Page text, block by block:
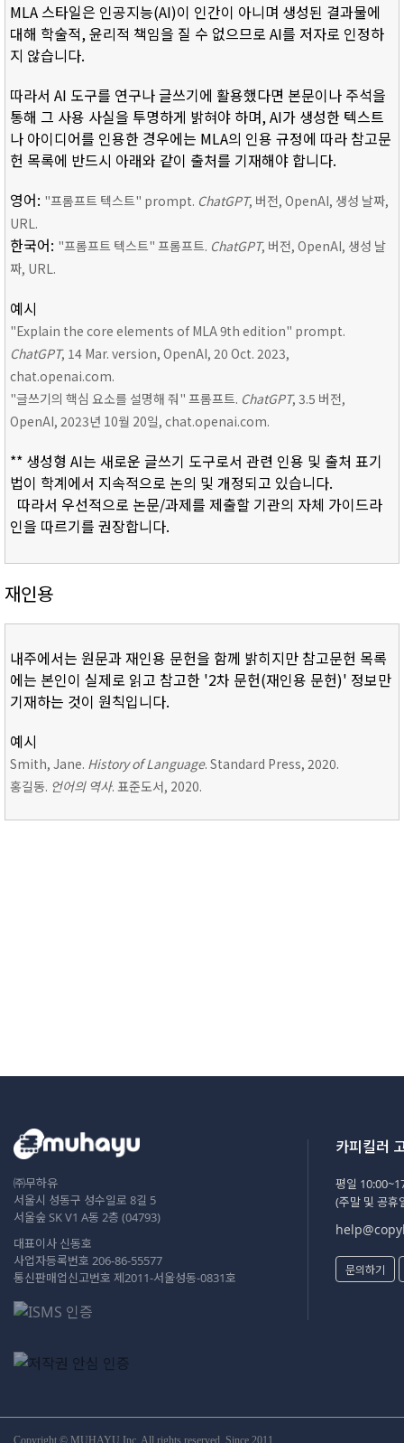
MLA 스타일은 인공지능(AI)이 인간이 아니며 생성된 결과물에
대해 학술적, 윤리적 책임을 질 수 없으므로 AI를 저자로 인정하
지 않습니다.
따라서 AI 도구를 연구나 글쓰기에 활용했다면 본문이나 주석을
통해 그 사용 사실을 투명하게 밝혀야 하며, AI가 생성한 텍스트
나 아이디어를 인용한 경우에는 MLA의 인용 규정에 따라 참고문
헌 목록에 반드시 아래와 같이 출처를 기재해야 합니다.
영어: "프롬프트 텍스트" prompt. ChatGPT, 버전, OpenAI, 생성 날짜,
URL.
한국어: "프롬프트 텍스트" 프롬프트. ChatGPT, 버전, OpenAI, 생성 날
짜, URL.
예시
"Explain the core elements of MLA 9th edition" prompt.
ChatGPT, 14 Mar. version, OpenAI, 20 Oct. 2023,
chat.openai.com.
"글쓰기의 핵심 요소를 설명해 줘" 프롬프트. ChatGPT, 3.5 버전,
OpenAI, 2023년 10월 20일, chat.openai.com.
** 생성형 AI는 새로운 글쓰기 도구로서 관련 인용 및 출처 표기
법이 학계에서 지속적으로 논의 및 개정되고 있습니다.
따라서 우선적으로 논문/과제를 제출할 기관의 자체 가이드라
인을 따르기를 권장합니다.
재인용
내주에서는 원문과 재인용 문헌을 함께 밝히지만 참고문헌 목록
에는 본인이 실제로 읽고 참고한 '2차 문헌(재인용 문헌)' 정보만
기재하는 것이 원칙입니다.
예시
Smith, Jane. History of Language. Standard Press, 2020.
홍길동. 언어의 역사. 표준도서, 2020.
㈜무하유
서울시 성동구 성수일로 8길 5
서울숲 SK V1 A동 2층 (04793)
대표이사 신동호
사업자등록번호 206-86-55577
통신판매업신고번호 제2011-서울성동-0831호
카피킬러
평일
(주말 및 공휴
문의하기
Copyright © MUHAYU Inc. All rights reserved. Since 2011